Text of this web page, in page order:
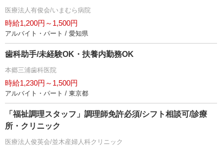
医療法人有俊会/いまむら病院
時給1,200円～1,500円
アルバイト・パート / 愛知県
歯科助手/未経験OK・扶養内勤務OK
本郷三浦歯科医院
時給1,230円～1,500円
アルバイト・パート / 東京都
「福祉調理スタッフ」調理師免許必須/シフト相談可/診療
所・クリニック
医療法人俊英会/並木産婦人科クリニック